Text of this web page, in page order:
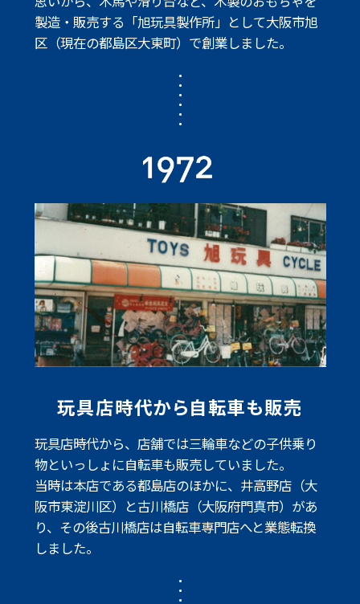
製造・販売する「旭玩具製作所」として大阪市旭
区（現在の都島区大東町）で創業しました。
玩具店時代から自転車も販売
玩具店時代から、店舗では三輪車などの子供乗り
物といっしょに自転車も販売していました。
当時は本店である都島店のほかに、井高野店（大
阪市東淀川区）と古川橋店（大阪府門真市） があ
り、その後古川橋店は自転車専門店へと業態転換
しました。